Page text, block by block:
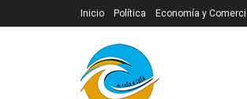
Inicio Política Economía y